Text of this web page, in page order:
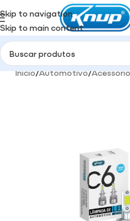
Skip to navigation
Skip to main content
Início/Automotivo/